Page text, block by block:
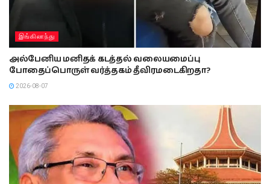
இங்கிலாந்து
அல்பேனிய மனிதக் கடத்தல் வலையமைப்பு
போதைப்பொருள் வர்த்தகம் தீவிரமடைகிறதா?
2026-08-07